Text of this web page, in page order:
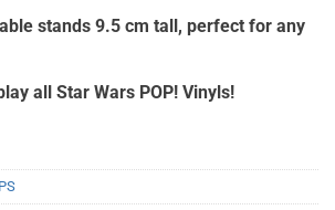
stands 9.5 cm tall, perfect for any
all Star Wars POP! Vinyls!